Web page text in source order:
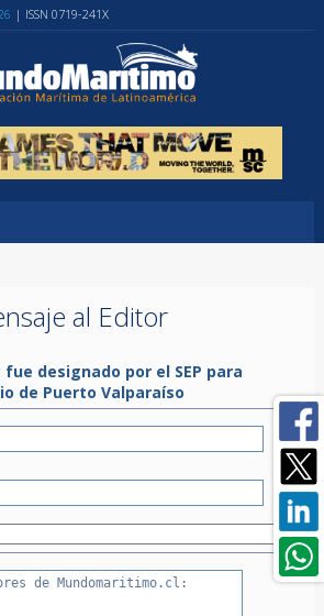
| ISSN 0719-241X
al Editor
designado por el SEP para
de Puerto Valparaíso